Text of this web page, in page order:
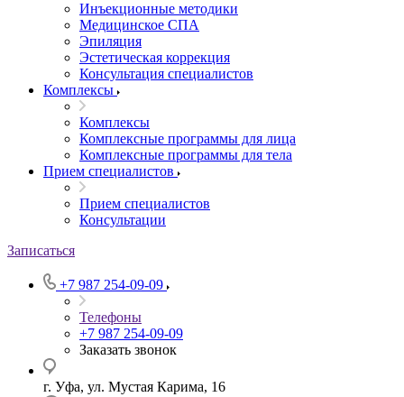
Инъекционные методики
Медицинское СПА
Эпиляция
Эстетическая коррекция
Консультация специалистов
Комплексы
Комплексы
Комплексные программы для лица
Комплексные программы для тела
Прием специалистов
Прием специалистов
Консультации
Записаться
+7 987 254-09-09
Телефоны
+7 987 254-09-09
Заказать звонок
г. Уфа, ул. Мустая Карима, 16